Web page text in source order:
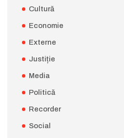
Cultură
Economie
Externe
Justiție
Media
Politică
Recorder
Social